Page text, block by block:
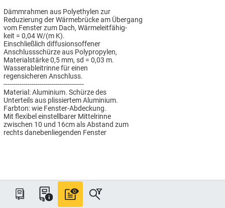
Dämmrahmen aus Polyethylen zur
Reduzierung der Wärmebrücke am Übergang
vom Fenster zum Dach, Wärmeleitfähig-
keit = 0,04 W/(m K).
Einschließlich diffusionsoffener
Anschlussschürze aus Polypropylen,
Materialstärke 0,5 mm, sd = 0,03 m.
Wasserableitrinne für einen
regensicheren Anschluss.
----------------------------------------
Material: Aluminium. Schürze des
Unterteils aus plissiertem Aluminium.
Farbton: wie Fenster-Abdeckung.
Mit flexibel einstellbarer Mittelrinne
zwischen 10 und 16cm als Abstand zum
rechts danebenliegenden Fenster